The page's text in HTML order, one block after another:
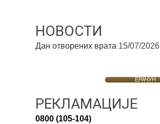
НОВОСТИ
Дан отворених врата 15/07/2026
ЕРАЧУН
РЕКЛАМАЦИЈЕ
0800 (105-104)